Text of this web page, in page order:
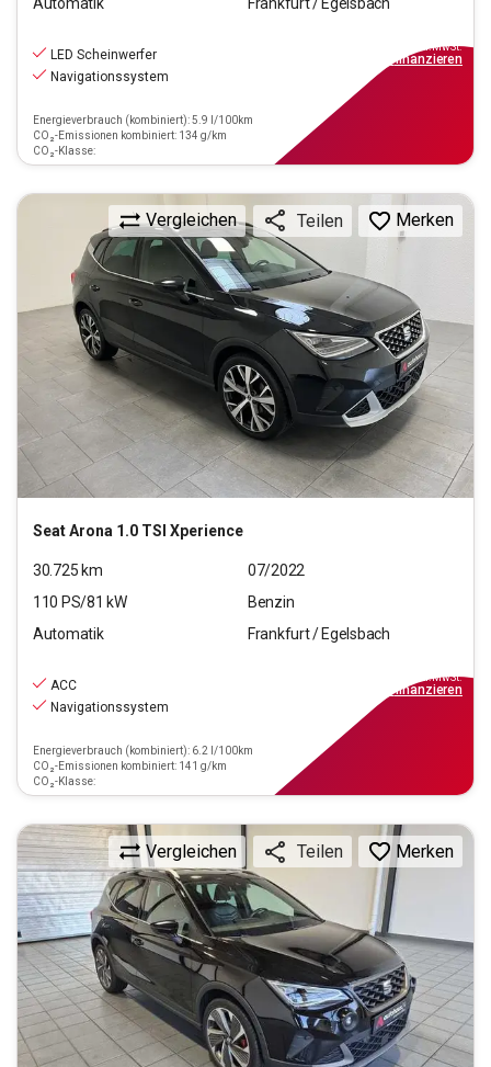
LED Scheinwerfer
Navigationssystem
Energieverbrauch (kombiniert): 5.9 l/100km
CO₂-Emissionen kombiniert: 134 g/km
CO₂-Klasse:
inkl.MwSt.
finanzieren
SeatArona 1.0 TSI Xperience
Vergleichen Teilen Merken
30.725 km
07/2022
110 PS/81 kW
Benzin
Automatik
Frankfurt / Egelsbach
ACC
Navigationssystem
Energieverbrauch (kombiniert): 6.2 l/100km
CO₂-Emissionen kombiniert: 141 g/km
CO₂-Klasse:
inkl.MwSt.
finanzieren
Vergleichen Teilen Merken